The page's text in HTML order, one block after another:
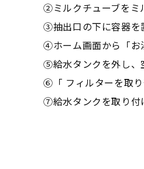
②ミルクチューブをミ
③抽出口の下に容器を
④ホーム画面から「お
⑤給水タンクを外し、
⑥「 フィルターを取
⑦給水タンクを取り付